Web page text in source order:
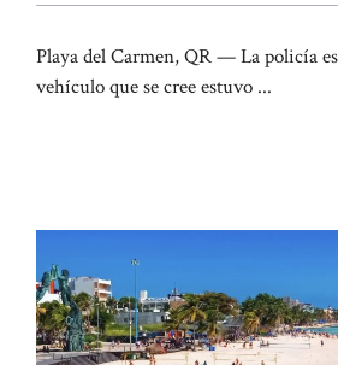
Playa del Carmen, QR — La policía
vehículo que se cree estuvo ...